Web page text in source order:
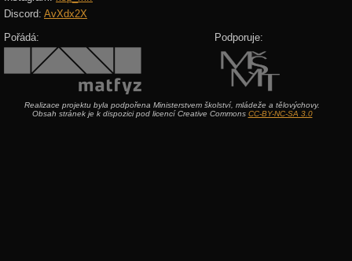
Discord: AvXdx2X
Pořádá: Podporuje:
Realizace projektu byla podpořena Ministerstvem školství, mládeže a tělovýchovy.
Obsah stránek je k dispozici pod licencí Creative Commons CC-BY-NC-SA 3.0